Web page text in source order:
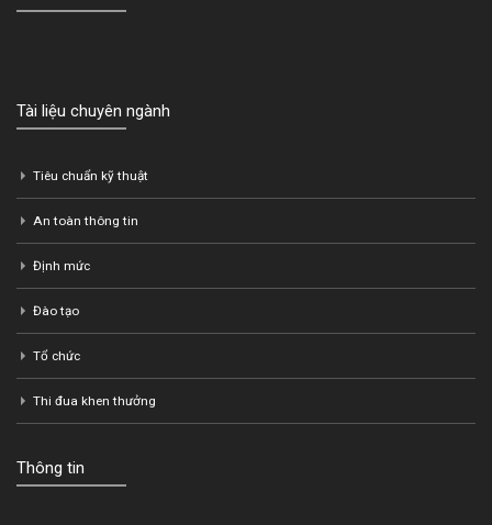
Tài liệu chuyên ngành
Tiêu chuẩn kỹ thuật
An toàn thông tin
Định mức
Đào tạo
Tổ chức
Thi đua khen thưởng
Thông tin